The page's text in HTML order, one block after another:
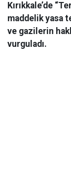
Kırıkkale’de
maddelik yasa
ve gazilerin
vurguladı.